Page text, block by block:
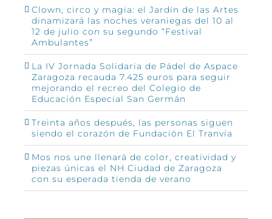
Clown, circo y magia: el Jardín de las Artes
dinamizará las noches veraniegas del 10 al
12 de julio con su segundo “Festival
Ambulantes”
La IV Jornada Solidaria de Pádel de Aspace
Zaragoza recauda 7.425 euros para seguir
mejorando el recreo del Colegio de
Educación Especial San Germán
Treinta años después, las personas siguen
siendo el corazón de Fundación El Tranvía
Mos nos une llenará de color, creatividad y
piezas únicas el NH Ciudad de Zaragoza
con su esperada tienda de verano